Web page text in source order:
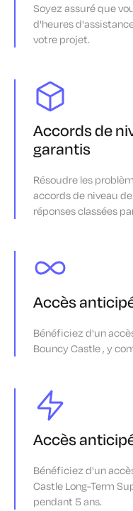
Soyez assuré que
d'heures
votre projet.
Accords de
garantis
Résoudre les
accords de niveau
réponses classées
Accès
Bénéficiez d'un
Bouncy Castle , y
Accès
Bénéficiez d'un
Castle Long-Term
pendant 5 ans.